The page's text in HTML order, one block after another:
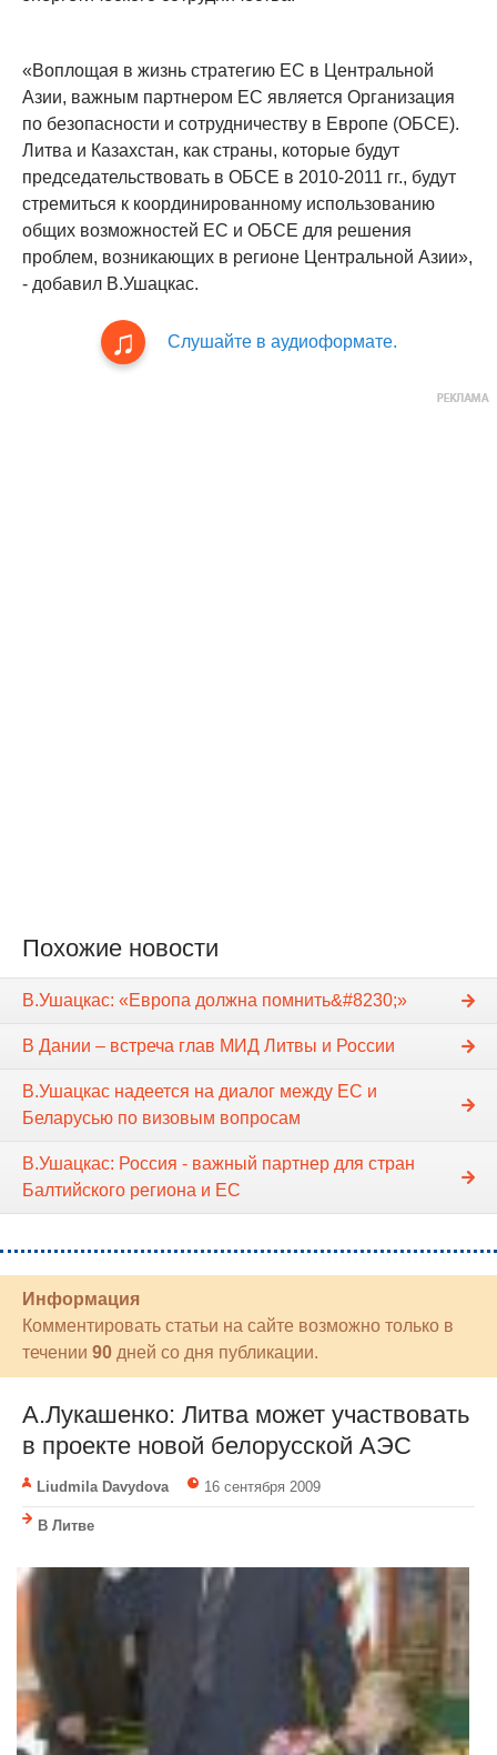
«Воплощая в жизнь стратегию ЕС в Центральной
Азии, важным партнером ЕС является Организация
по безопасности и сотрудничеству в Европе (ОБСЕ).
Литва и Казахстан, как страны, которые будут
председательствовать в ОБСЕ в 2010-2011 гг., будут
стремиться к координированному использованию
общих возможностей ЕС и ОБСЕ для решения
проблем, возникающих в регионе Центральной Азии»,
- добавил В.Ушацкас.
Слушайте в аудиоформате.
Похожие новости
В.Ушацкас: «Европа должна помнить&#8230;»
В Дании – встреча глав МИД Литвы и России
В.Ушацкас надеется на диалог между ЕС и
Беларусью по визовым вопросам
В.Ушацкас: Россия - важный партнер для стран
Балтийского региона и ЕС
Информация
Комментировать статьи на сайте возможно только в
течении 90 дней со дня публикации.
А.Лукашенко: Литва может участвовать
в проекте новой белорусской АЭС
Liudmila Davydova 16 сентября 2009
В Литве